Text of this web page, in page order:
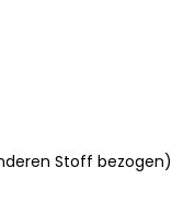
Stoff bezogen)